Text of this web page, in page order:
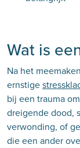
Wat is
Na het
ernstige
bij een trauma
dreigende dood,
verwonding, of
die een ander